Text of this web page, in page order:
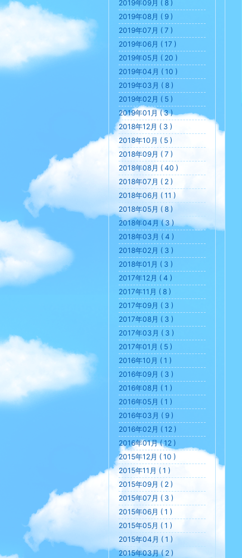
2019年09月 ( 8 )
2019年08月 ( 9 )
2019年07月 ( 7 )
2019年06月 ( 17 )
2019年05月 ( 20 )
2019年04月 ( 10 )
2019年03月 ( 8 )
2019年02月 ( 5 )
2019年01月 ( 3 )
2018年12月 ( 3 )
2018年10月 ( 5 )
2018年09月 ( 7 )
2018年08月 ( 40 )
2018年07月 ( 2 )
2018年06月 ( 11 )
2018年05月 ( 8 )
2018年04月 ( 3 )
2018年03月 ( 4 )
2018年02月 ( 3 )
2018年01月 ( 3 )
2017年12月 ( 4 )
2017年11月 ( 8 )
2017年09月 ( 3 )
2017年08月 ( 3 )
2017年03月 ( 3 )
2017年01月 ( 5 )
2016年10月 ( 1 )
2016年09月 ( 3 )
2016年08月 ( 1 )
2016年05月 ( 1 )
2016年03月 ( 9 )
2016年02月 ( 12 )
2016年01月 ( 12 )
2015年12月 ( 10 )
2015年11月 ( 1 )
2015年09月 ( 2 )
2015年07月 ( 3 )
2015年06月 ( 1 )
2015年05月 ( 1 )
2015年04月 ( 1 )
2015年03月 ( 2 )